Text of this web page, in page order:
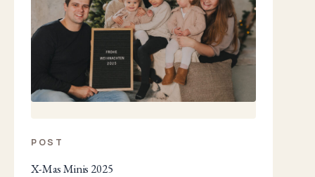
POST
X-Mas Minis 2025